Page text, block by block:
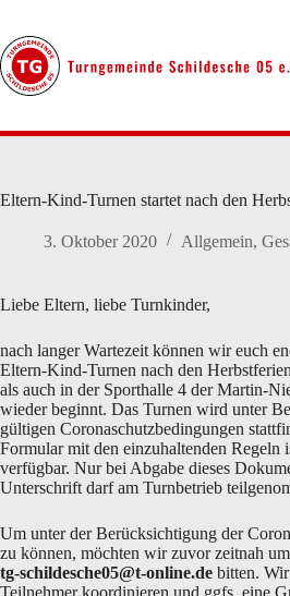
springen
Eltern-Kind-Turnen startet nach den
3. Oktober 2020 Allgemein,
Liebe Eltern, liebe Turnkinder,
nach langer Wartezeit können wir euch
Eltern-Kind-Turnen nach den
als auch in der Sporthalle 4 der Martin-
wieder beginnt. Das Turnen wird unter
gültigen Coronaschutzbedingungen
Formular mit den einzuhaltenden Regeln
verfügbar. Nur bei Abgabe dieses
Unterschrift darf am Turnbetrieb
Um unter der Berücksichtigung der
zu können, möchten wir zuvor zeitnah
tg-schildesche05@t-online.de bitten.
Teilnehmer koordinieren und ggfs. eine